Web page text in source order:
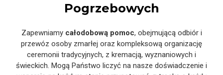
Pogrzebowych
Zapewniamy całodobową pomoc, obejmującą odbiór i
przewóz osoby zmarłej oraz kompleksową organizację
ceremonii tradycyjnych, z kremacją, wyznaniowych i
świeckich. Mogą Państwo liczyć na nasze doświadczenie i